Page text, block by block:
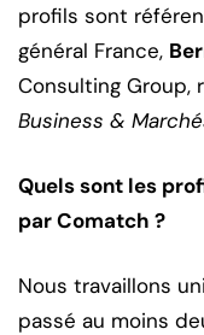
profils sont
général France,
Consulting Group,
Business &
Quels sont les
par Comatch ?
Nous travaillons
passé au moins